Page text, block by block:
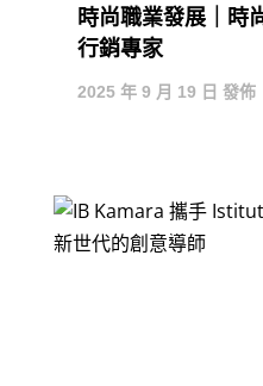
時尚職業發展｜
行銷專家
2025 年 9 月 19 日 發佈